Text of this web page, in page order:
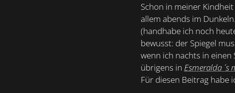
Schon in meiner
allem abends im
(handhabe ich noch
bewusst: der Spiegel
wenn ich nachts in einen
übrigens in Esmeralda ´
Für diesen Beitrag habe